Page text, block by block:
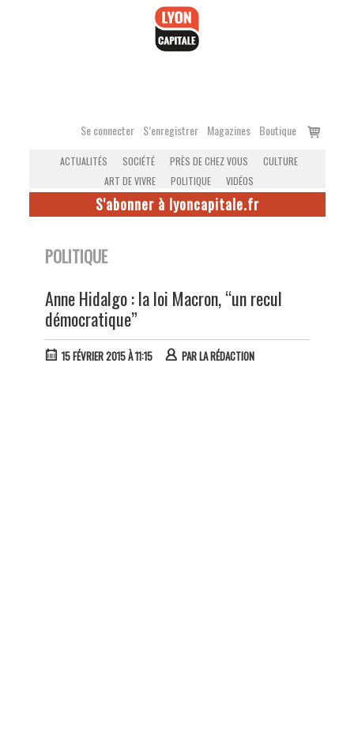
Se connecter S’enregistrer Magazines Boutique
Voir
ACTUALITÉS SOCIÉTÉ PRÈS DE CHEZ VOUS
CULTURE
ART DE VIVRE
POLITIQUE VIDÉOS
S'abonner à lyoncapitale.fr
POLITIQUE
Anne Hidalgo : la loi Macron, “un recul
démocratique”
15 FÉVRIER 2015 À 11:15 PARLA RÉDACTION